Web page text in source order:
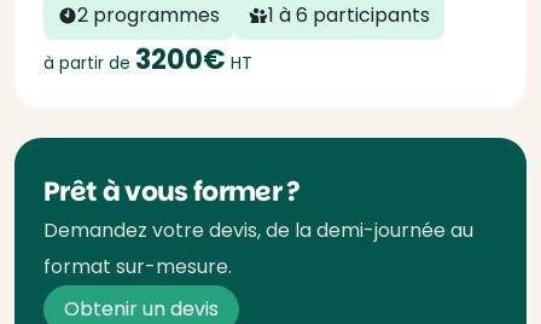
2 programmes 1 à 6 participants
à partir de 3200€ HT
Prêt à vous former ?
Demandez votre devis, de la demi-journée au
format sur-mesure.
Obtenir un devis